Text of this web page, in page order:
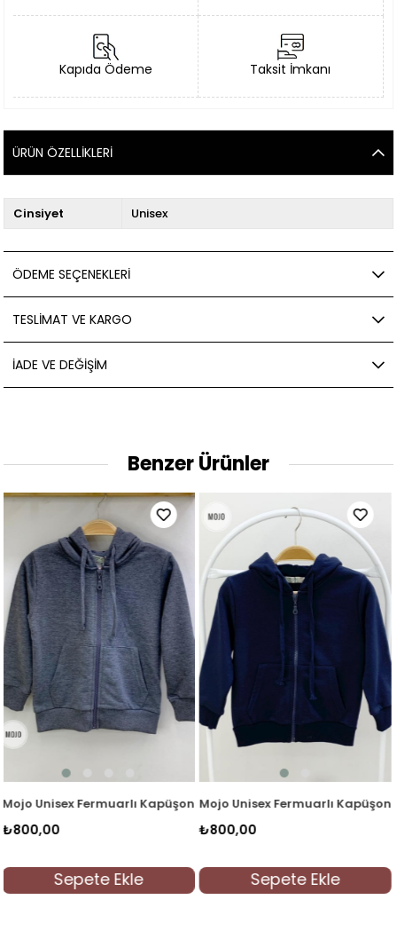
Kapıda Ödeme Taksit İmkanı
ÜRÜN ÖZELLIKLERI
Cinsiyet Unisex
ÖDEME SEÇENEKLERI
TESLIMAT VE KARGO
İADE VE DEĞIŞIM
Benzer Ürünler
Hırka 5046 Füme
Mojo Unisex Fermuarlı Kapüşonlu Hırka 5046 Lacivert
₺800,00
Sepete Ekle
Woorage Unisex Çocuk
₺800,00
Sepete Ekle